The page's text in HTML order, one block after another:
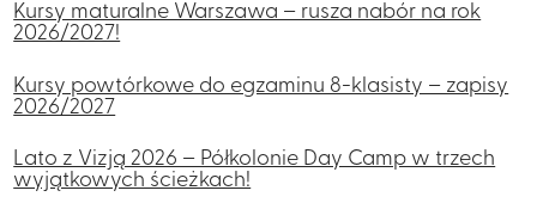
Kursy maturalne Warszawa – rusza nabór na rok
2026/2027!
Kursy powtórkowe do egzaminu 8-klasisty – zapisy
2026/2027
Lato z Vizją 2026 – Półkolonie Day Camp w trzech
wyjątkowych ścieżkach!